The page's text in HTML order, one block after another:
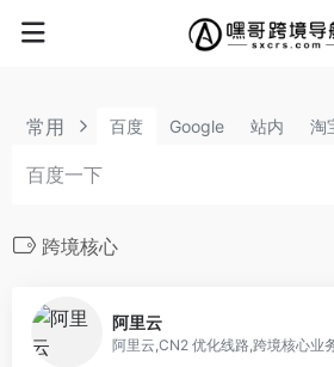
常用 百度 Google 站内 淘
跨境核心
阿里云
阿里云,CN2 优化线路,跨境核心业